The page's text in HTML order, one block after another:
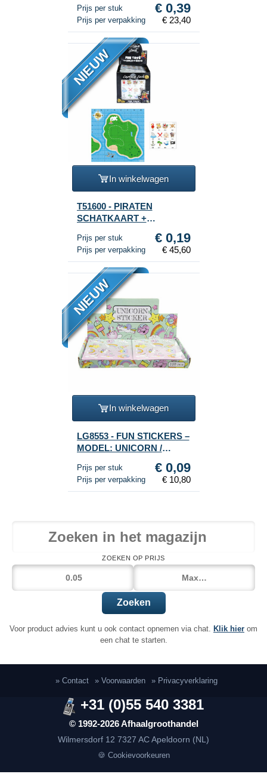
DISPLAY (60st.)
Prijs per stuk € 0,39
Prijs per verpakking € 23,40
NIEUW
In winkelwagen
T51600 - PIRATEN
SCHATKAART +
Prijs per stuk € 0,19
Prijs per verpakking € 45,60
NIEUW
In winkelwagen
LG8553 - FUN STICKERS –
MODEL: UNICORN /
Prijs per stuk € 0,09
Prijs per verpakking € 10,80
ZOEKEN OP PRIJS
Zoeken
Voor product advies kunt u ook contact opnemen via chat. Klik hier om
een chat te starten.
» Contact » Voorwaarden » Privacyverklaring
© 1992-2026 Afhaalgroothandel
Wilmersdorf 12 7327 AC Apeldoorn (NL)
+31 (0)55 540 3381
🍪 Cookievoorkeuren